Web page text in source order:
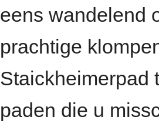
eens wandelend
prachtige
Staickheimerpad
paden die u